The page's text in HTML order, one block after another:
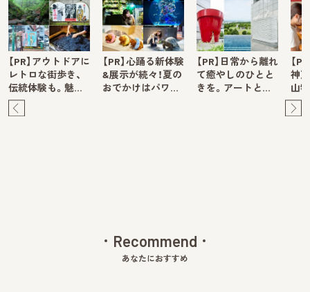
【PR】アウトドアに
レトロな街歩き、
伝統体験も。魅…
【PR】心踊る新体験
&展示が続々！夏の
おでかけはパワ…
【PR】日常から離れ
て癒やしのひとと
きを。アートと…
【
神
山
Recommend
あなたにおすすめ